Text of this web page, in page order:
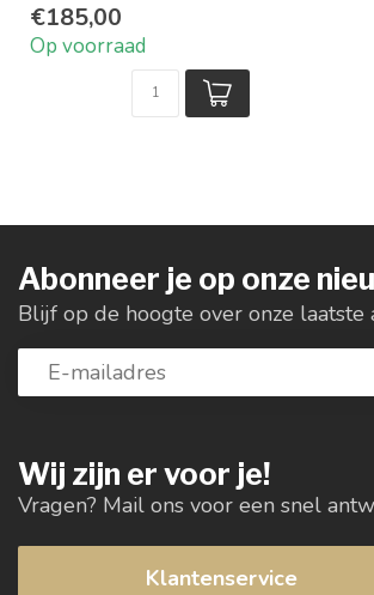
Verkrijgbaar in zwart
I...
€185,00
Op voorraad
Wij zijn er voor je!
Vragen? Mail ons voor een snel
Klantenservice
Abonneer je op onze
Blijf op de hoogte over onze laatste